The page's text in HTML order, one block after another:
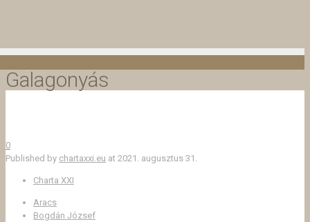
Galagonyás
0
Published by chartaxxi.eu at 2021. augusztus 31.
Charta XXI
Aracs
Bogdán József